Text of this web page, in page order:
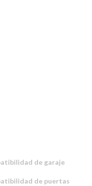
de garaje
de puertas